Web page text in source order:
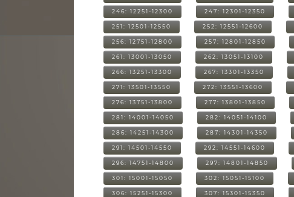
246: 12251-12300 247: 12301-12350
251: 12501-12550 252: 12551-12600
256: 12751-12800 257: 12801-12850
261: 13001-13050 262: 13051-13100
266: 13251-13300 267: 13301-13350
271: 13501-13550 272: 13551-13600
276: 13751-13800 277: 13801-13850
281: 14001-14050 282: 14051-14100
286: 14251-14300 287: 14301-14350
291: 14501-14550 292: 14551-14600
296: 14751-14800 297: 14801-14850
301: 15001-15050 302: 15051-15100
306: 15251-15300 307: 15301-15350